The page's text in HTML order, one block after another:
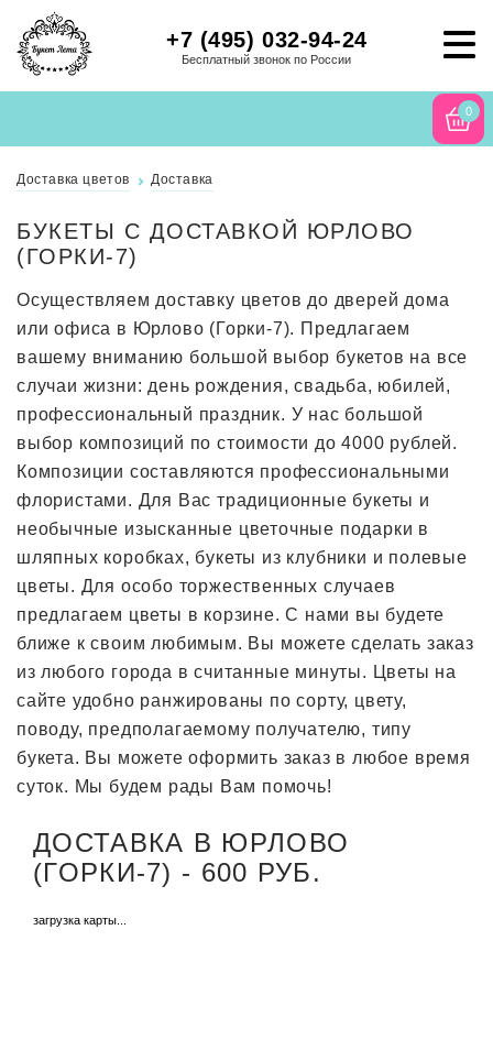
+7 (495) 032-94-24
Бесплатный звонок по России
0
Доставка цветов Доставка
БУКЕТЫ С ДОСТАВКОЙ ЮРЛОВО
(ГОРКИ-7)
Осуществляем доставку цветов до дверей дома
или офиса в Юрлово (Горки-7). Предлагаем
вашему вниманию большой выбор букетов на все
случаи жизни: день рождения, свадьба, юбилей,
профессиональный праздник. У нас большой
выбор композиций по стоимости до 4000 рублей.
Композиции составляются профессиональными
флористами. Для Вас традиционные букеты и
необычные изысканные цветочные подарки в
шляпных коробках, букеты из клубники и полевые
цветы. Для особо торжественных случаев
предлагаем цветы в корзине. С нами вы будете
ближе к своим любимым. Вы можете сделать заказ
из любого города в считанные минуты. Цветы на
сайте удобно ранжированы по сорту, цвету,
поводу, предполагаемому получателю, типу
букета. Вы можете оформить заказ в любое время
суток. Мы будем рады Вам помочь!
ДОСТАВКА В ЮРЛОВО
(ГОРКИ-7) - 600 РУБ.
загрузка карты...